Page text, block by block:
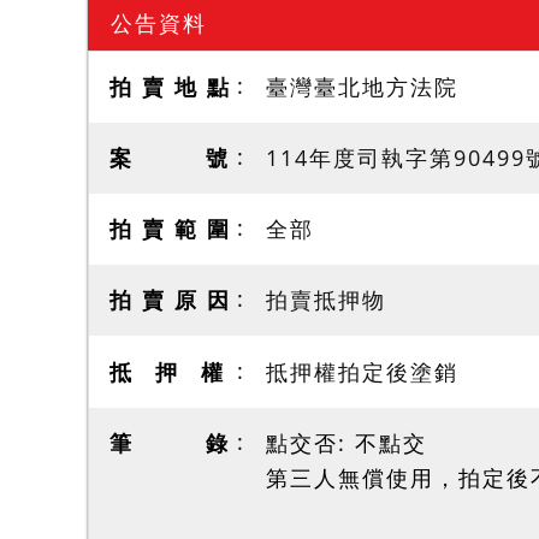
公告資料
拍 賣 地 點 臺灣臺北地方法院
案 號 114年度司執字第90499
拍 賣 範 圍 全部
拍 賣 原 因 拍賣抵押物
抵 押 權 抵押權拍定後塗銷
筆 錄
點交否: 不點交
第三人無償使用，拍定後